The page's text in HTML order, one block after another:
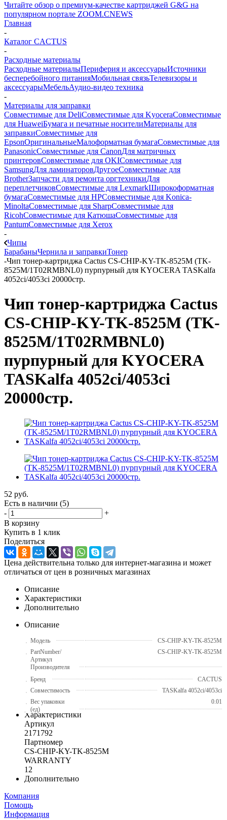
Читайте обзор о премиум-качестве картриджей G&G на
популярном портале ZOOM.CNEWS
Главная
-
Каталог CACTUS
-
Расходные материалы
Расходные материалыПериферия и аксессуарыИсточники
бесперебойного питанияМобильная связьТелевизоры и
аксессуарыМебельАудио-видео техника
-
Материалы для заправки
Совместимые для DeliСовместимые для KyoceraСовместимые
для HuaweiБумага и печатные носителиМатериалы для
заправкиСовместимые для
EpsonОригинальныеМалоформатная бумагаСовместимые для
PanasonicСовместимые для CanonДля матричных
принтеровСовместимые для OKIСовместимые для
SamsungДля ламинаторовДругоеСовместимые для
BrotherЗапчасти для ремонта оргтехникиДля
переплетчиковСовместимые для LexmarkШирокоформатная
бумагаСовместимые для HPСовместимые для Konica-
MinoltaСовместимые для SharpСовместимые для
RicohСовместимые для КатюшаСовместимые для
PantumСовместимые для Xerox
-
Чипы
БарабаныЧернила и заправкиТонер
-Чип тонер-картриджа Cactus CS-CHIP-KY-TK-8525M (TK-
8525M/1T02RMBNL0) пурпурный для KYOCERA TASKalfa
4052ci/4053ci 20000стр.
Чип тонер-картриджа Cactus
CS-CHIP-KY-TK-8525M (TK-
8525M/1T02RMBNL0)
пурпурный для KYOCERA
TASKalfa 4052ci/4053ci
20000стр.
52 руб.
Есть в наличии (5)
-
+
В корзину
Купить в 1 клик
Поделиться
Цена действительна только для интернет-магазина и может
отличаться от цен в розничных магазинах
Описание
Характеристики
Дополнительно
Описание
Модель
CS-CHIP-KY-TK-8525M
PartNumber/
Артикул
Производителя
CS-CHIP-KY-TK-8525M
Бренд
CACTUS
Совместимость
TASKalfa 4052ci/4053ci
Вес упаковки
(ед)
0.01
Характеристики
Артикул
2171792
Партномер
CS-CHIP-KY-TK-8525M
WARRANTY
12
Дополнительно
Компания
Помощь
Информация